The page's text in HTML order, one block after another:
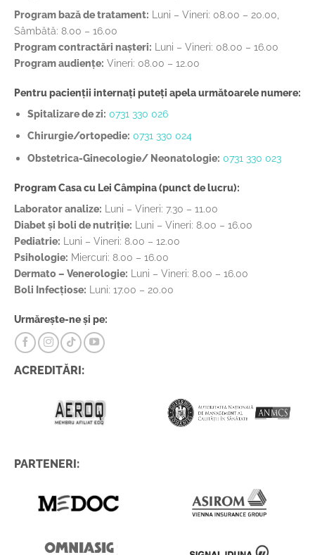
Program bază de tratament: Luni – Vineri: 08.00 – 20.00,
Sâmbătă: 8.00 – 16.00
Program contractări nașteri: Luni – Vineri: 08.00 – 16.00
Program audiențe: Vineri: 08.00 – 12.00
Pentru pacienții internați puteți apela următoarele numere:
Spitalizare de zi: 0731 330 026
Chirurgie/ortopedie: 0731 330 024
Obstetrica-Ginecologie/ Neonatologie: 0731 330 023
Program Casa cu Lei Câmpina (punct de lucru):
Laborator analize: Luni – Vineri: 7.30 – 11.00
Diabet și boli de nutriție: Luni – Vineri: 8.00 – 16.00
Pediatrie: Luni – Vineri: 8.00 – 12.00
Psihologie: Miercuri: 8.00 – 16.00
Dermato – Venerologie: Luni – Vineri: 8.00 – 16.00
Boli Infecțiose: Luni: 17.00 – 20.00
Urmărește-ne și pe:
ACREDITĂRI:
PARTENERI: